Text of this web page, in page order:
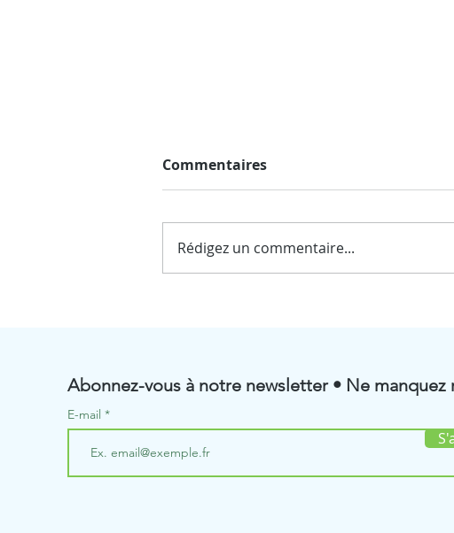
Commentaires
Rédigez un commentaire...
Abonnez-vous à notre newsletter • Ne manquez
E-mail